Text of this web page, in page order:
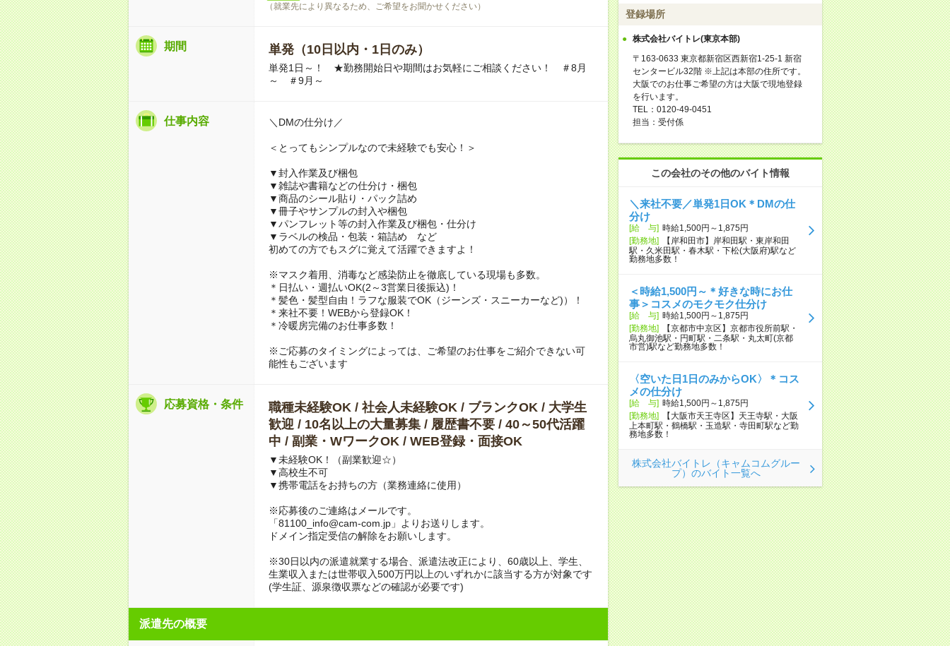
（就業先により異なるため、ご希望をお聞かせください）
期間 単発（10日以内・1日のみ）
単発1日～！ ★勤務開始日や期間はお気軽にご相談ください！ ＃8月
～ ＃9月～
仕事内容 ＼DMの仕分け／
＜とってもシンプルなので未経験でも安心！＞
▼封入作業及び梱包
▼雑誌や書籍などの仕分け・梱包
▼商品のシール貼り・パック詰め
▼冊子やサンプルの封入や梱包
▼パンフレット等の封入作業及び梱包・仕分け
▼ラベルの検品・包装・箱詰め など
初めての方でもスグに覚えて活躍できますよ！
※マスク着用、消毒など感染防止を徹底している現場も多数。
＊日払い・週払いOK(2～3営業日後振込)！
＊髪色・髪型自由！ラフな服装でOK（ジーンズ・スニーカーなど)）！
＊来社不要！WEBから登録OK！
＊冷暖房完備のお仕事多数！
※ご応募のタイミングによっては、ご希望のお仕事をご紹介できない可
能性もございます
応募資格・条件
職種未経験OK / 社会人未経験OK / ブランクOK / 大学生
歓迎 / 10名以上の大量募集 / 履歴書不要 / 40～50代活躍
中 / 副業・WワークOK / WEB登録・面接OK
▼未経験OK！（副業歓迎☆）
▼高校生不可
▼携帯電話をお持ちの方（業務連絡に使用）
※応募後のご連絡はメールです。
「81100_info@cam-com.jp」よりお送りします。
ドメイン指定受信の解除をお願いします。
※30日以内の派遣就業する場合、派遣法改正により、60歳以上、学生、
生業収入または世帯収入500万円以上のいずれかに該当する方が対象です
(学生証、源泉徴収票などの確認が必要です)
派遣先の概要
登録場所
株式会社バイトレ(東京本部)
〒163-0633 東京都新宿区西新宿1-25-1 新宿
センタービル32階 ※上記は本部の住所です。
大阪でのお仕事ご希望の方は大阪で現地登録
を行います。
TEL：0120-49-0451
担当：受付係
この会社のその他のバイト情報
＼来社不要／単発1日OK＊DMの仕
分け
[給 与] 時給1,500円～1,875円
[勤務地]
【岸和田市】岸和田駅・東岸和田
駅・久米田駅・春木駅・下松(大阪府)駅など
勤務地多数！
＜時給1,500円～＊好きな時にお仕
事＞コスメのモクモク仕分け
[給 与] 時給1,500円～1,875円
[勤務地]
【京都市中京区】京都市役所前駅・
烏丸御池駅・円町駅・二条駅・丸太町(京都
市営)駅など勤務地多数！
〈空いた日1日のみからOK〉＊コス
メの仕分け
[給 与] 時給1,500円～1,875円
[勤務地]
【大阪市天王寺区】天王寺駅・大阪
上本町駅・鶴橋駅・玉造駅・寺田町駅など勤
務地多数！
株式会社バイトレ（キャムコムグルー
プ）のバイト一覧へ